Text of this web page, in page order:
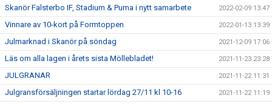
Skanör Falsterbo IF, Stadium & Puma i nytt samarbete 2022-02-09 13:47
Vinnare av 10-kort på Formtoppen 2022-01-13 13:39
Julmarknad i Skanör på söndag 2021-12-09 17:06
Läs om alla lagen i årets sista Möllebladet! 2021-11-23 23:28
JULGRANAR 2021-11-22 11:31
Julgransförsäljningen startar lördag 27/11 kl 10-16 2021-11-22 11:19